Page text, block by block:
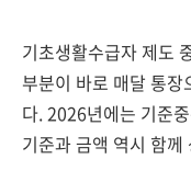
기초생활수급자 제도
부분이 바로 매달 통장
다. 2026년에는 기준
기준과 금액 역시 함